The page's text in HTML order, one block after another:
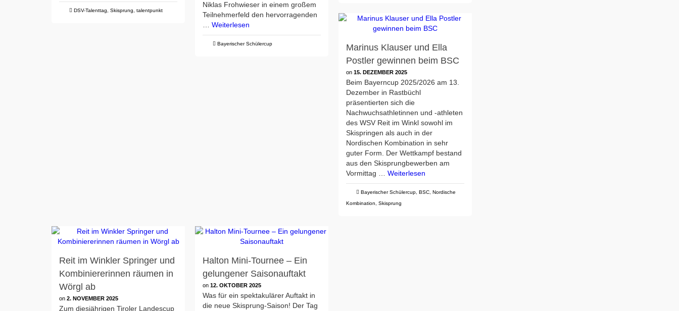
DSV-Talenttag Skisprung talentpunkt
Niklas Frohwieser in einem großem
Teilnehmerfeld den hervorragenden
…Weiterlesen
Bayerischer Schülercup
Marinus Klauser und Ella
Postler gewinnen beim BSC
on15. DEZEMBER 2025
Beim Bayerncup 2025/2026 am 13.
Dezember in Rastbüchl
präsentierten sich die
Nachwuchsathletinnen und -athleten
des WSV Reit im Winkl sowohl im
Skispringen als auch in der
Nordischen Kombination in sehr
guter Form. Der Wettkampf bestand
aus den Skisprungbewerben am
Vormittag …Weiterlesen
Bayerischer Schülercup ,BSC ,Nordische
Kombination
,Skisprung
Reit im Winkler Springer und
Kombiniererinnen räumen in
Wörgl ab
on 2. NOVEMBER 2025
Zum diesjährigen Tiroler Landescup
Halton Mini-Tournee – Ein
gelungener Saisonauftakt
on12. OKTOBER 2025
Was für ein spektakulärer Auftakt in
die neue Skisprung-Saison! Der Tag